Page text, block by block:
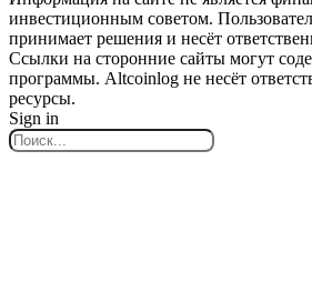
инвестиционным советом.
принимает решения и несёт
Ссылки на сторонние сайты могут
программы. Altcoinlog не несёт
ресурсы.
Sign in